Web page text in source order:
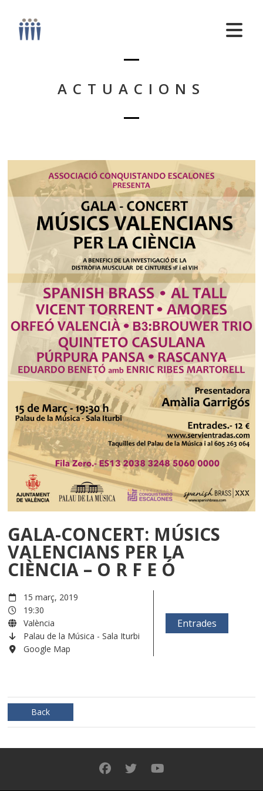
ACTUACIONS
GALA-CONCERT: MÚSICS
VALENCIANS PER LA
CIÈNCIA – O R F E Ó
15 març, 2019
19:30
València
Palau de la Música - Sala Iturbi
Google Map
Entrades
Back